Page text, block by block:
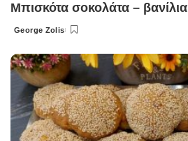
Μπισκότα σοκολάτα – βανίλια
Posted
George Zolis